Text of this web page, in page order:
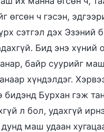
өгсөн ч гэсэн,
сэтгэл дэх Эзэний
Бид энэ хүний
байр суурийг маш
хүндэлдэг.
бидэнд Бурхан гэж
л бол, удахгүй
маш удаан